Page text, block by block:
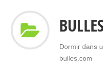
Dormir dans
bulles.com